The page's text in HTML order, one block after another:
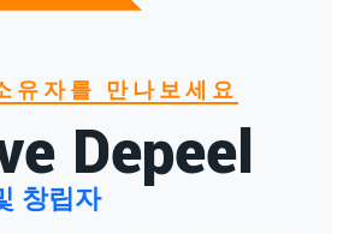
유자를 만나보세요
Depeel
창립자